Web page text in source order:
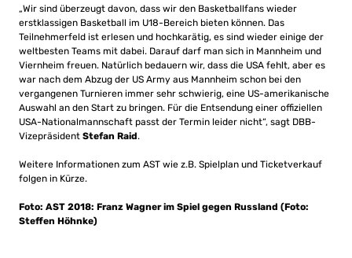
„Wir sind überzeugt davon, dass wir den Basketballfans wieder
erstklassigen Basketball im U18-Bereich bieten können. Das
Teilnehmerfeld ist erlesen und hochkarätig, es sind wieder einige der
weltbesten Teams mit dabei. Darauf darf man sich in Mannheim und
Viernheim freuen. Natürlich bedauern wir, dass die USA fehlt, aber es
war nach dem Abzug der US Army aus Mannheim schon bei den
vergangenen Turnieren immer sehr schwierig, eine US-amerikanische
Auswahl an den Start zu bringen. Für die Entsendung einer offiziellen
USA-Nationalmannschaft passt der Termin leider nicht“, sagt DBB-
Vizepräsident Stefan Raid.
Weitere Informationen zum AST wie z.B. Spielplan und Ticketverkauf
folgen in Kürze.
Foto: AST 2018: Franz Wagner im Spiel gegen Russland (Foto:
Steffen Höhnke)